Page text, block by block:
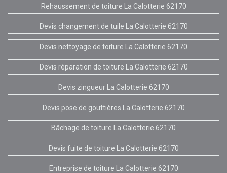
Rehaussement de toiture La Calotterie 62170
Devis changement de tuile La Calotterie 62170
Devis nettoyage de toiture La Calotterie 62170
Devis réparation de toiture La Calotterie 62170
Devis zingueur La Calotterie 62170
Devis pose de gouttières La Calotterie 62170
Bâchage de toiture La Calotterie 62170
Devis fuite de toiture La Calotterie 62170
Entreprise de toiture La Calotterie 62170